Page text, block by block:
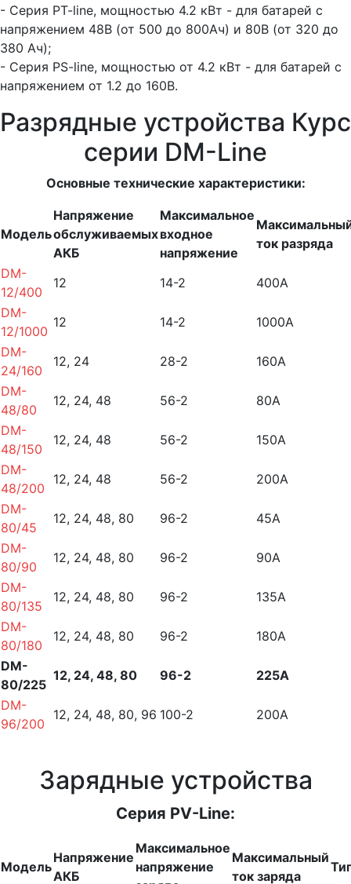
- Серия PT-line, мощностью 4.2 кВт - для батарей с
напряжением 48В (от 500 до 800Ач) и 80В (от 320 до
380 Ач);
- Серия PS-line, мощностью от 4.2 кВт - для батарей с
напряжением от 1.2 до 160В.
Разрядные устройства Курс
серии DM-Line
Основные технические характеристики:
Модель
Напряжение
обслуживаемых
АКБ
Максимальное
входное
напряжение
ток разряда
DM-
12/400
12 14-2
400А
DM-
12/1000
12 14-2
1000А
DM-
24/160
12, 24 28-2
160А
DM-
48/80
12, 24, 48 56-2
80А
DM-
48/150
12, 24, 48 56-2
150А
DM-
48/200
12, 24, 48 56-2
200А
DM-
80/45
12, 24, 48, 80 96-2
45А
DM-
80/90
12, 24, 48, 80 96-2
90А
DM-
80/135
12, 24, 48, 80 96-2
135А
DM-
80/180
12, 24, 48, 80 96-2
180А
DM-
80/225
12, 24, 48, 80 96-2
225А
DM-
96/200
12, 24, 48, 80, 96 100-2 200А
Зарядные устройства
Серия PV-Line:
Модель
Напряжение
АКБ
Максимальное
напряжение
Максимальный
ток заряда